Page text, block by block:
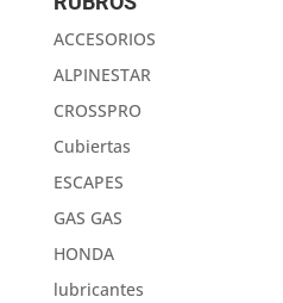
ACCESORIOS
ALPINESTAR
CROSSPRO
Cubiertas
ESCAPES
GAS GAS
HONDA
lubricantes